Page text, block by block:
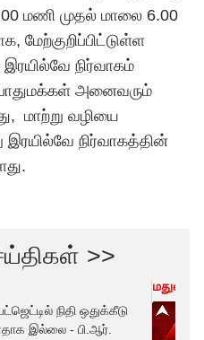
மணி முதல் மாலை 6.00
மேற்குறிப்பிட்டுள்ள
நிர்வாகம்
அனைவரும்
மாற்று வழியை
நிர்வாகத்தின்
>>
நிதி ஒதுக்கீடு
இல்லை - பி.ஆர்.
மதுரை